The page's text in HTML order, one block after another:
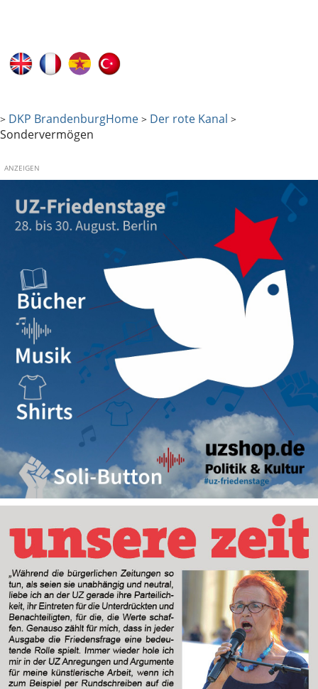
> DKP BrandenburgHome > Der rote Kanal >
Sondervermögen
ANZEIGEN